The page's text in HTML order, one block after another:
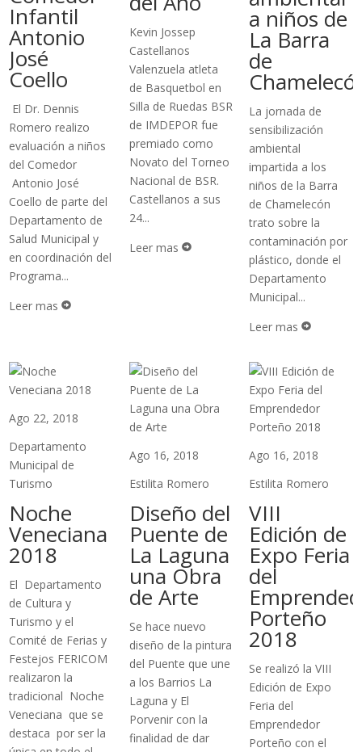
Infantil
Antonio
José
Coello
El Dr. Dennis
Romero realizo
evaluación a niños
del Comedor
Antonio José
Coello de parte del
Departamento de
Salud Municipal y
en coordinación del
Programa...
Leer mas 
Kevin Jossep
Castellanos
Valenzuela atleta
de Basquetbol en
Silla de Ruedas BSR
de IMDEPOR fue
premiado como
Novato del Torneo
Nacional de BSR.
Castellanos a sus
24...
Leer mas 
a niños de
La Barra
de
La jornada de
sensibilización
ambiental
impartida a los
niños de la Barra
de Chamelecón
trato sobre la
contaminación por
plástico, donde el
Departamento
Municipal...
Leer mas 
Ago 22, 2018
Departamento
Municipal de
Turismo
Noche
Veneciana
2018
El Departamento
de Cultura y
Turismo y el
Comité de Ferias y
Festejos FERICOM
realizaron la
tradicional Noche
Veneciana que se
destaca por ser la
Ago 16, 2018
Estilita Romero
Diseño del
Puente de
La Laguna
una Obra
de Arte
Se hace nuevo
diseño de la pintura
del Puente que une
a los Barrios La
Laguna y El
Porvenir con la
finalidad de dar
Ago 16, 2018
Estilita Romero
VIII
Edición de
Expo Feria
del
Porteño
2018
Se realizó la VIII
Edición de Expo
Feria del
Emprendedor
Porteño con el